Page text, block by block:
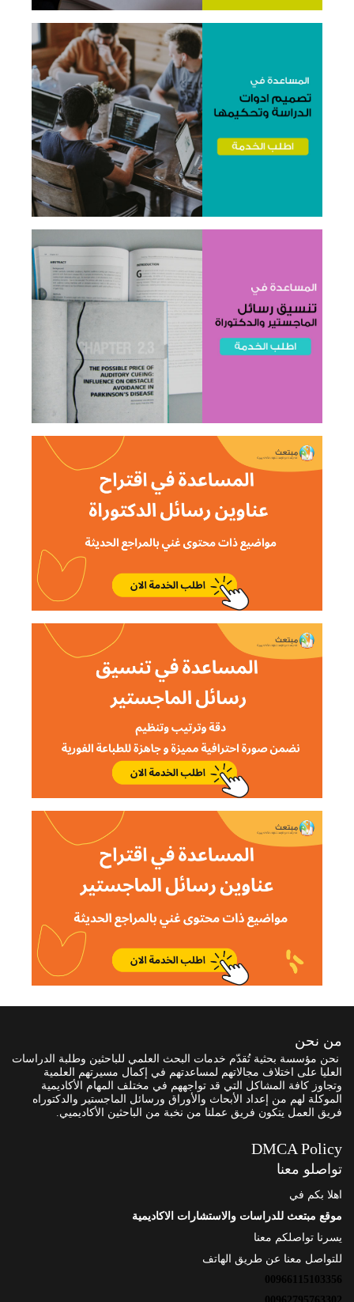
من نحن
نحن مؤسسة بحثية تُقدّم خدمات البحث العلمي للباحثين وطلبة الدراسات
العليا على اختلاف مجالاتهم لمساعدتهم في إكمال مسيرتهم العلمية
وتجاوز كافة المشاكل التي قد تواجههم في مختلف المهام الأكاديمية
الموكلة لهم من إعداد الأبحاث والأوراق ورسائل الماجستير والدكتوراه
فريق العمل يتكون فريق عملنا من نخبة من الباحثين الأكاديميي.
DMCA Policy
تواصلو معنا
اهلا بكم في
موقع مبتعث للدراسات والاستشارات الاكاديمية
يسرنا تواصلكم معنا
للتواصل معنا عن طريق الهاتف
00966115103356